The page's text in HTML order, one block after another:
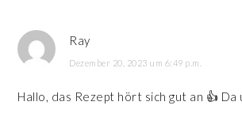
Ray
Dezember 20, 2023 um 6:49 p.m.
Hallo, das Rezept hört sich gut an 👍